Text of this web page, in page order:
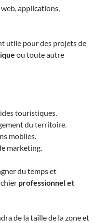
applications,
utile pour des projets de
ou toute autre
touristiques.
du territoire.
mobiles.
marketing.
du temps et
professionnel et
de la taille de la zone et